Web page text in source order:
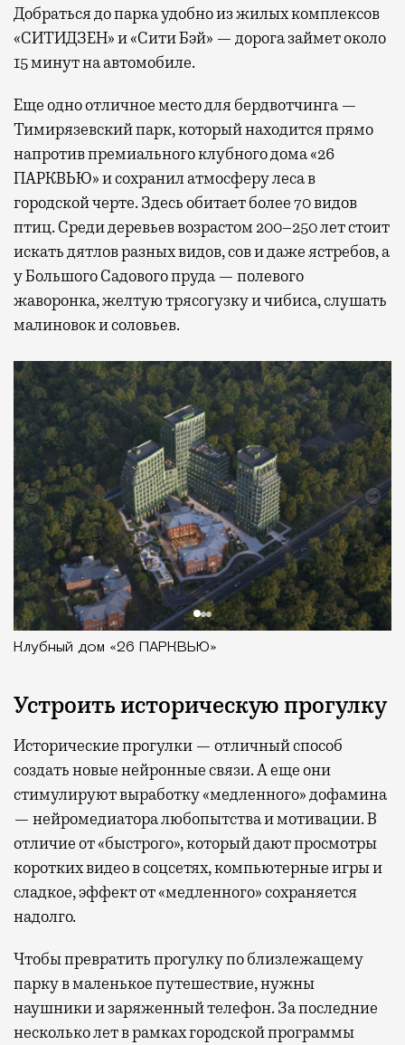
Добраться до парка удобно из жилых комплексов
«СИТИДЗЕН» и «Сити Бэй» — дорога займет около
15 минут на автомобиле.
Еще одно отличное место для бердвотчинга —
Тимирязевский парк, который находится прямо
напротив премиального клубного дома «26
ПАРКВЬЮ» и сохранил атмосферу леса в
городской черте. Здесь обитает более 70 видов
птиц. Среди деревьев возрастом 200–250 лет стоит
искать дятлов разных видов, сов и даже ястребов, а
у Большого Садового пруда — полевого
жаворонка, желтую трясогузку и чибиса, слушать
малиновок и соловьев.
Клубный дом «26 ПАРКВЬЮ»
Устроить историческую прогулку
Исторические прогулки — отличный способ
создать новые нейронные связи. А еще они
стимулируют выработку «медленного» дофамина
— нейромедиатора любопытства и мотивации. В
отличие от «быстрого», который дают просмотры
коротких видео в соцсетях, компьютерные игры и
сладкое, эффект от «медленного» сохраняется
надолго.
Чтобы превратить прогулку по близлежащему
парку в маленькое путешествие, нужны
наушники и заряженный телефон. За последние
несколько лет в рамках городской программы